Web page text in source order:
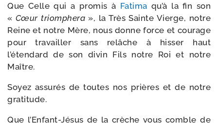
Que Celle qui a pro­mis à Fatima qu’à la fin son
« Cœur triom­phe­ra », la Très Sainte Vierge, notre
Reine et notre Mère, nous donne force et cou­rage
pour tra­vailler sans relâche à his­ser haut
l’étendard de son divin Fils notre Roi et notre
Maître.
Soyez assu­rés de toutes nos prières et de notre
gratitude.
Que l’Enfant-Jésus de la crèche vous comble de